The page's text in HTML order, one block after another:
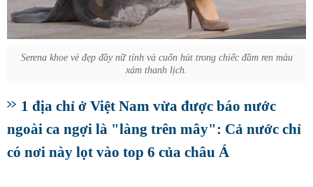
Serena khoe vẻ đẹp đầy nữ tính và cuốn hút trong chiếc đầm ren màu
xám thanh lịch.
1 địa chỉ ở Việt Nam vừa được báo nước
ngoài ca ngợi là "làng trên mây": Cả nước chỉ
có nơi này lọt vào top 6 của châu Á